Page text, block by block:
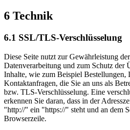
6 Technik
6.1 SSL/TLS-Verschlüsselung
Diese Seite nutzt zur Gewährleistung
Datenverarbeitung und zum Schutz der
Inhalte, wie zum Beispiel Bestellungen,
Kontaktanfragen, die Sie an uns als
bzw. TLS-Verschlüsselung. Eine
erkennen Sie daran, dass in der
"http://" ein "https://" steht und an dem
Browserzeile.